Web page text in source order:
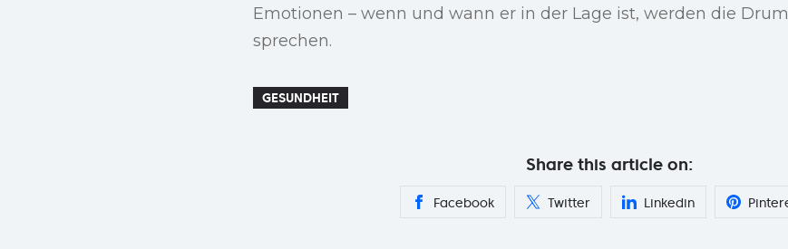
Emotionen – wenn und wann er in der Lage ist, werden die
sprechen.
GESUNDHEIT
Share this article on:
Facebook Twitter Linkedin